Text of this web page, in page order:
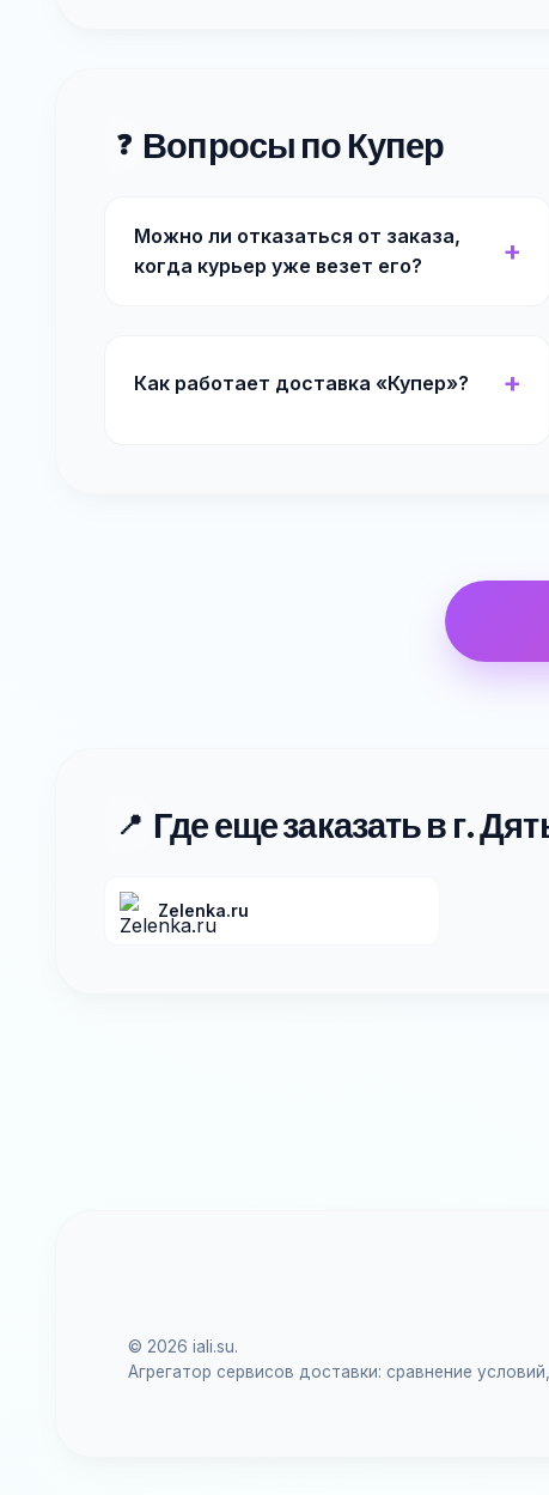
❓ Вопросы по Купер
Можно ли отказаться от заказа,
когда курьер уже везет его?
Как работает доставка «Купер»?
📍 Где еще заказать в г.
Zelenka.ru
© 2026 iali.su.
Агрегатор сервисов доставки: сравнение